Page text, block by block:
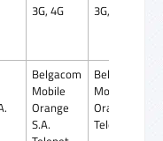
3G, 4G 3G, 4G
Belgacom
Mobile
Orange
S.A.
Belgacom
Mobile
Orange S.A.
Telenet